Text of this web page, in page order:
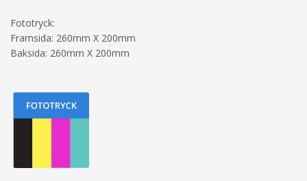
Fototryck:
Framsida: 260mm X 200mm
Baksida: 260mm X 200mm